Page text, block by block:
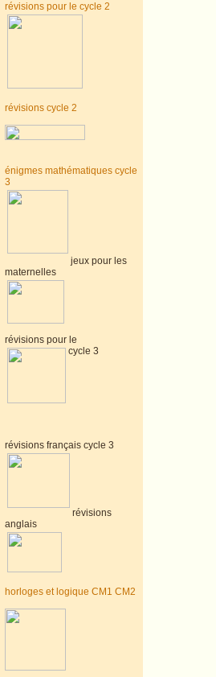
révisions pour le cycle 2
révisions cycle 2
énigmes mathématiques cycle
3
jeux pour les
maternelles
révisions pour le
cycle 3
révisions français cycle 3
révisions
anglais
horloges et logique CM1 CM2